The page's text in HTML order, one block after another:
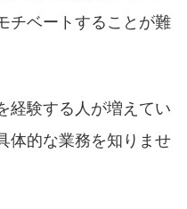
チベートすることが難
経験する人が増えてい
体的な業務を知りませ